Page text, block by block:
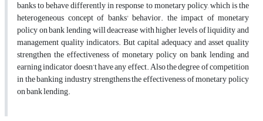
banks to behave differently in response to monetary policy, which is the
heterogeneous concept of banks' behavior. the impact of monetary
policy on bank lending will deacrease with higher levels of liquidity and
management quality indicators. But capital adequacy and asset quality
strengthen the effectiveness of monetary policy on bank lending and
earning indicator doesn’t have any effect. Also the degree of competition
in the banking industry strengthens the effectiveness of monetary policy
on bank lending.